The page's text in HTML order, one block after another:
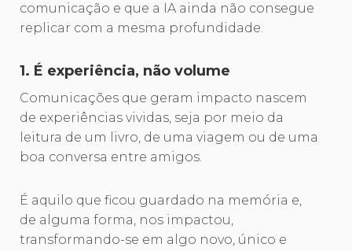
comunicação e que a IA ainda não consegue
replicar com a mesma profundidade.
1. É experiência, não volume
Comunicações que geram impacto nascem
de experiências vividas, seja por meio da
leitura de um livro, de uma viagem ou de uma
boa conversa entre amigos.
É aquilo que ficou guardado na memória e,
de alguma forma, nos impactou,
transformando-se em algo novo, único e